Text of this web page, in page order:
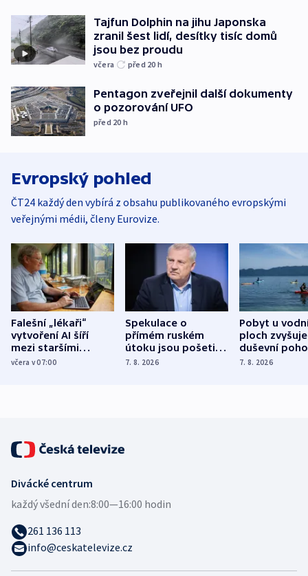
Tajfun Dolphin na jihu Japonska
zranil šest lidí, desítky tisíc domů
jsou bez proudu
včera před 20 h
Pentagon zveřejnil další dokumenty
o pozorování UFO
před 20 h
Evropský pohled
ČT24 každý den vybírá z obsahu publikovaného evropskými
veřejnými médii, členy Eurovize.
Falešní „lékaři“
vytvoření AI šíří
mezi staršími
Poláky nebezpečné
včera v 07:00
Spekulace o
přímém ruském
útoku jsou pošetilé,
míní estonský
7. 8. 2026
Pobyt u
ploch zvyšuje
duševní
ukázala
7. 8. 2026
Divácké centrum
každý všední den:8:00—16:00 hodin
261 136 113
info@ceskatelevize.cz